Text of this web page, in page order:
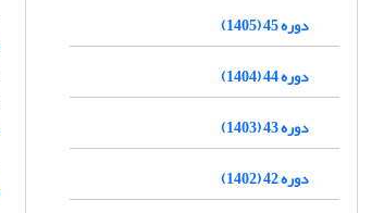
دوره 45 (1405)
دوره 44 (1404)
دوره 43 (1403)
دوره 42 (1402)